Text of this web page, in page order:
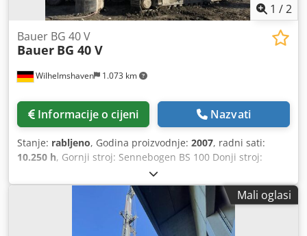
1 /2
Wilhelmshaven 1.073 km
Bauer BG 40 V
Bauer BG 40 V
Informacije o cijeni Nazvati
Stanje: rabljeno, Godina proizvodnje: 2007, radni sati:
10.250 h, Gornji stroj: Sennebogen BS 100 Donji stroj:
Bauer UW 130 Motor: CAT C15 / 433 kW Mjenjač: Bauer
KDK 390 S Kelly: BK 40 / 470 Glavna vitla: 40 t Balast:
6+6,5+11,5 t Dkodpfxoh Tyzbe Ahzer Pripremljen za Kelly,
SOB/FDP, CCFA Namjena: građevinarstvo Za više
informacija obratite se Mohamadu Fattah Ahmadu.
Mali oglasi